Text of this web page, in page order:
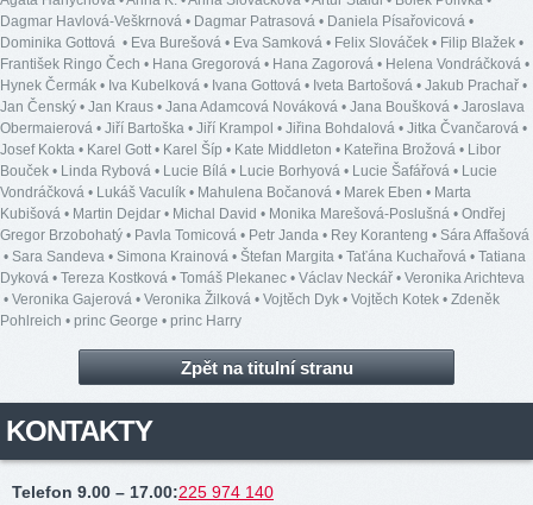
Dagmar Havlová-Veškrnová • Dagmar Patrasová • Daniela Písařovicová •
Dominika Gottová • Eva Burešová • Eva Samková • Felix Slováček • Filip Blažek •
František Ringo Čech • Hana Gregorová • Hana Zagorová • Helena Vondráčková •
Hynek Čermák • Iva Kubelková • Ivana Gottová • Iveta Bartošová • Jakub Prachař •
Jan Čenský • Jan Kraus • Jana Adamcová Nováková • Jana Boušková • Jaroslava
Obermaierová • Jiří Bartoška • Jiří Krampol • Jiřina Bohdalová • Jitka Čvančarová •
Josef Kokta • Karel Gott • Karel Šíp • Kate Middleton • Kateřina Brožová • Libor
Bouček • Linda Rybová • Lucie Bílá • Lucie Borhyová • Lucie Šafářová • Lucie
Vondráčková • Lukáš Vaculík • Mahulena Bočanová • Marek Eben • Marta
Kubišová • Martin Dejdar • Michal David • Monika Marešová-Poslušná • Ondřej
Gregor Brzobohatý • Pavla Tomicová • Petr Janda • Rey Koranteng • Sára Affašová
• Sara Sandeva • Simona Krainová • Štefan Margita • Taťána Kuchařová • Tatiana
Dyková • Tereza Kostková • Tomáš Plekanec • Václav Neckář • Veronika Arichteva
• Veronika Gajerová • Veronika Žilková • Vojtěch Dyk • Vojtěch Kotek • Zdeněk
Pohlreich • princ George • princ Harry
Zpět na titulní stranu
KONTAKTY
Telefon 9.00 – 17.00:225 974 140